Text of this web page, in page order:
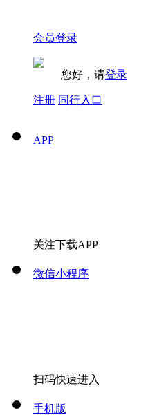
会员登录
您好，请登录
注册 同行入口
APP
关注下载APP
微信小程序
扫码快速进入
手机版